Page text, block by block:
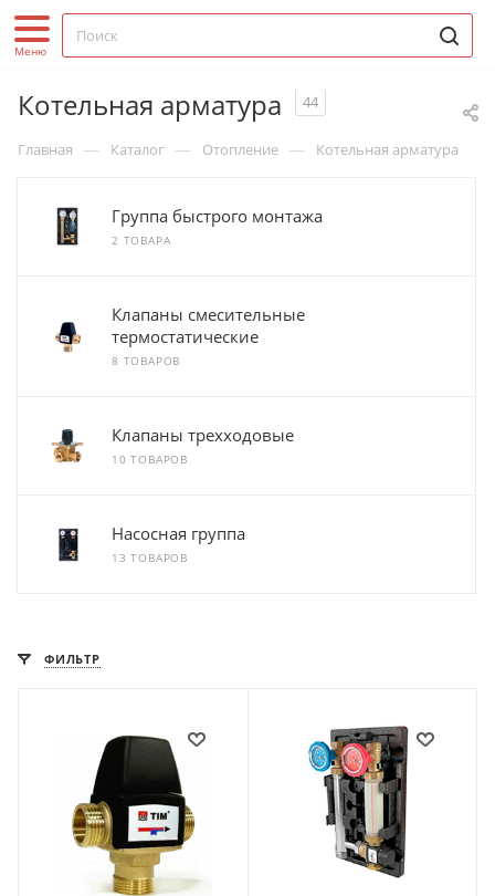
Котельная арматура 44
Главная — Каталог — Отопление — Котельная арматура
Группа быстрого монтажа
2 ТОВАРА
Клапаны смесительные
термостатические
8 ТОВАРОВ
Клапаны трехходовые
10 ТОВАРОВ
Насосная группа
13 ТОВАРОВ
ФИЛЬТР